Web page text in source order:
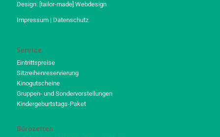
Design: [tailor-made] Webdesign
Impressum| Datenschutz
Service
Eintrittspreise
Sitzreihenreservierung
Kinogutscheine
Gruppen- und Sondervorstellungen
Kindergeburtstags-Paket
Bürozeiten